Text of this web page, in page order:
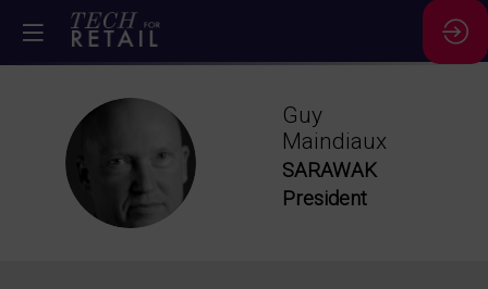
GM
Guy
Maindiaux
SARAWAK
President